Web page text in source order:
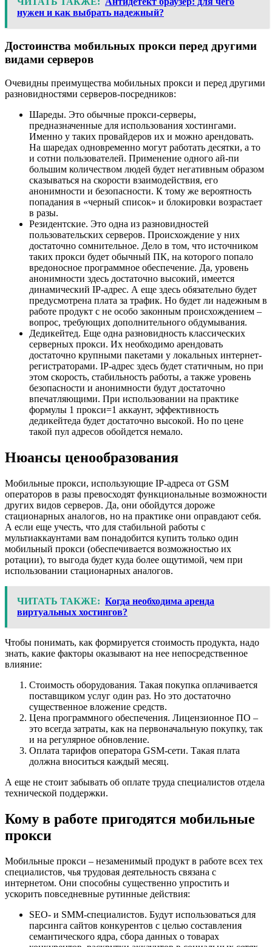
нужен и как выбрать надежный?
Достоинства мобильных прокси перед другими
видами серверов
Очевидны преимущества мобильных прокси и перед другими
разновидностями серверов-посредников:
Шареды. Это обычные прокси-серверы,
предназначенные для использования хостингами.
Именно у таких провайдеров их и можно арендовать.
На шаредах одновременно могут работать десятки, а то
и сотни пользователей. Применение одного ай-пи
большим количеством людей будет негативным образом
сказываться на скорости взаимодействия, его
анонимности и безопасности. К тому же вероятность
попадания в «черный список» и блокировки возрастает
в разы.
Резидентские. Это одна из разновидностей
пользовательских серверов. Происхождение у них
достаточно сомнительное. Дело в том, что источником
таких прокси будет обычный ПК, на которого попало
вредоносное программное обеспечение. Да, уровень
анонимности здесь достаточно высокий, имеется
динамический IP-адрес. А еще здесь обязательно будет
предусмотрена плата за трафик. Но будет ли надежным в
работе продукт с не особо законным происхождением –
вопрос, требующих дополнительного обдумывания.
Дедикейтед. Еще одна разновидность классических
серверных прокси. Их необходимо арендовать
достаточно крупными пакетами у локальных интернет-
регистраторами. IP-адрес здесь будет статичным, но при
этом скорость, стабильность работы, а также уровень
безопасности и анонимности будут достаточно
впечатляющими. При использовании на практике
формулы 1 прокси=1 аккаунт, эффективность
дедикейтеда будет достаточно высокой. Но по цене
такой пул адресов обойдется немало.
Нюансы ценообразования
Мобильные прокси, использующие IP-адреса от GSM
операторов в разы превосходят функциональные возможности
других видов серверов. Да, они обойдутся дороже
стационарных аналогов, но на практике они оправдают себя.
А если еще учесть, что для стабильной работы с
мультиаккаунтами вам понадобится купить только один
мобильный прокси (обеспечивается возможностью их
ротации), то выгода будет куда более ощутимой, чем при
использовании стационарных аналогов.
ЧИТАТЬ ТАКЖЕ: Когда необходима аренда
виртуальных хостингов?
Чтобы понимать, как формируется стоимость продукта, надо
знать, какие факторы оказывают на нее непосредственное
влияние:
Стоимость оборудования. Такая покупка оплачивается
поставщиком услуг один раз. Но это достаточно
существенное вложение средств.
Цена программного обеспечения. Лицензионное ПО –
это всегда затраты, как на первоначальную покупку, так
и на регулярное обновление.
Оплата тарифов оператора GSM-сети. Такая плата
должна вноситься каждый месяц.
А еще не стоит забывать об оплате труда специалистов отдела
технической поддержки.
Кому в работе пригодятся мобильные
прокси
Мобильные прокси – незаменимый продукт в работе всех тех
специалистов, чья трудовая деятельность связана с
интернетом. Они способны существенно упростить и
ускорить повседневные рутинные действия:
SEO- и SMM-специалистов. Будут использоваться для
парсинга сайтов конкурентов с целью составления
семантического ядра, сбора данных о товарах